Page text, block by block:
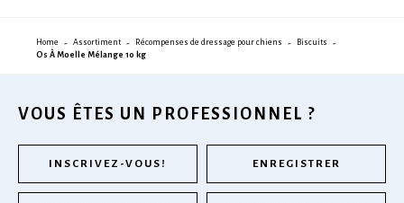
Home Assortiment Récompenses de dressage pour chiens
Biscuits
Os À Moelle Mélange 10 kg
VOUS ÊTES UN PROFESSIONNEL ?
INSCRIVEZ-VOUS! ENREGISTRER